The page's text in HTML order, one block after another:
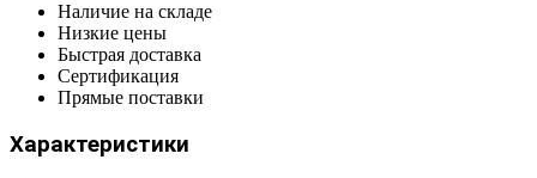
Наличие на складе
Низкие цены
Быстрая доставка
Сертификация
Прямые поставки
Характеристики